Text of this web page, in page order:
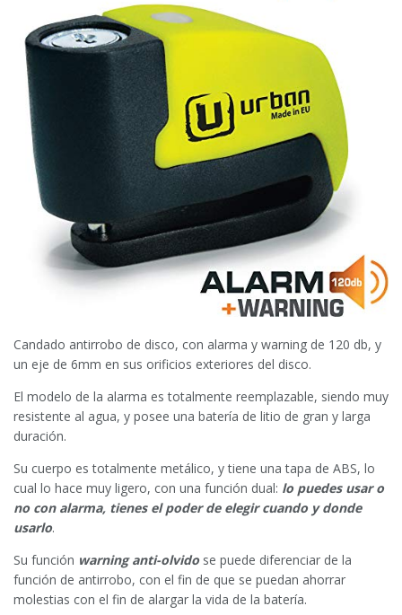
Candado antirrobo de disco, con alarma y warning de 120 db, y
un eje de 6mm en sus orificios exteriores del disco.
El modelo de la alarma es totalmente reemplazable, siendo muy
resistente al agua, y posee una batería de litio de gran y larga
duración.
Su cuerpo es totalmente metálico, y tiene una tapa de ABS, lo
cual lo hace muy ligero, con una función dual: lo puedes usar o
no con alarma, tienes el poder de elegir cuando y donde
usarlo.
Su función warning anti-olvido se puede diferenciar de la
función de antirrobo, con el fin de que se puedan ahorrar
molestias con el fin de alargar la vida de la batería.